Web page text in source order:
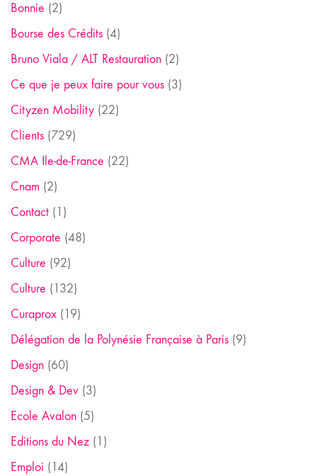
Bonnie (2)
Bourse des Crédits (4)
Bruno Viala / ALT Restauration (2)
Ce que je peux faire pour vous (3)
Cityzen Mobility (22)
Clients (729)
CMA Ile-de-France (22)
Cnam (2)
Contact (1)
Corporate (48)
Culture (92)
Culture (132)
Curaprox (19)
Délégation de la Polynésie Française à Paris (9)
Design (60)
Design & Dev (3)
Ecole Avalon (5)
Editions du Nez (1)
Emploi (14)